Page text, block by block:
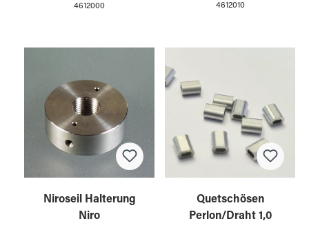
4612000 4612010
Niroseil Halterung
Niro
Quetschösen
Perlon/Draht 1,0